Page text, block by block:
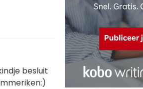
besluit